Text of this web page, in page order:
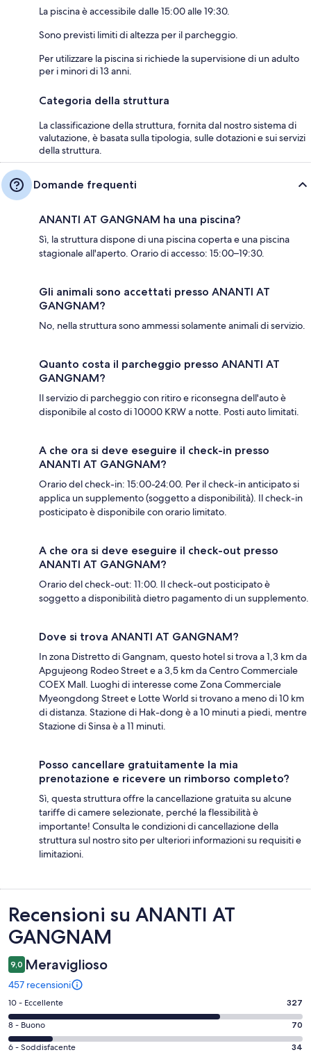
La piscina è accessibile dalle 15:00 alle 19:30.
Sono previsti limiti di altezza per il parcheggio.
Per utilizzare la piscina si richiede la supervisione di un adulto
per i minori di 13 anni.
Categoria della struttura
La classificazione della struttura, fornita dal nostro sistema di
valutazione, è basata sulla tipologia, sulle dotazioni e sui servizi
della struttura.
Domande frequenti
ANANTI AT GANGNAM ha una piscina?
Sì, la struttura dispone di una piscina coperta e una piscina
stagionale all'aperto. Orario di accesso: 15:00–19:30.
Gli animali sono accettati presso ANANTI AT
GANGNAM?
No, nella struttura sono ammessi solamente animali di servizio.
Quanto costa il parcheggio presso ANANTI AT
GANGNAM?
Il servizio di parcheggio con ritiro e riconsegna dell'auto è
disponibile al costo di 10000 KRW a notte. Posti auto limitati.
A che ora si deve eseguire il check-in presso
ANANTI AT GANGNAM?
Orario del check-in: 15:00-24:00. Per il check-in anticipato si
applica un supplemento (soggetto a disponibilità). Il check-in
posticipato è disponibile con orario limitato.
A che ora si deve eseguire il check-out presso
ANANTI AT GANGNAM?
Orario del check-out: 11:00. Il check-out posticipato è
soggetto a disponibilità dietro pagamento di un supplemento.
Dove si trova ANANTI AT GANGNAM?
In zona Distretto di Gangnam, questo hotel si trova a 1,3 km da
Apgujeong Rodeo Street e a 3,5 km da Centro Commerciale
COEX Mall. Luoghi di interesse come Zona Commerciale
Myeongdong Street e Lotte World si trovano a meno di 10 km
di distanza. Stazione di Hak-dong è a 10 minuti a piedi, mentre
Stazione di Sinsa è a 11 minuti.
Posso cancellare gratuitamente la mia
prenotazione e ricevere un rimborso completo?
Sì, questa struttura offre la cancellazione gratuita su alcune
tariffe di camere selezionate, perché la flessibilità è
importante! Consulta le condizioni di cancellazione della
struttura sul nostro sito per ulteriori informazioni su requisiti e
limitazioni.
Recensioni
Recensioni su ANANTI AT
GANGNAM
9,0 Meraviglioso
457 recensioni
Valutazione
di
10
-
10 - Eccellente 327
Valutazione
di
8 - Buono 70
Valutazione
6 - Soddisfacente 34